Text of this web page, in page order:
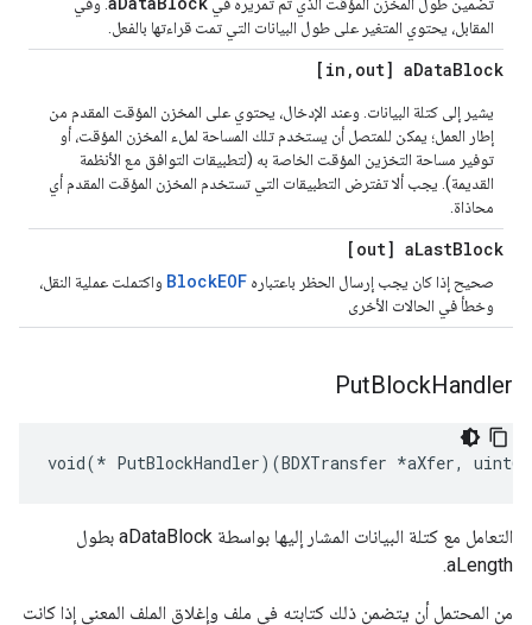
المقابل، يحتوي المتغير على طول البيانات التي تمت قراءتها بالفعل.
[in , out] aDataBlock
يشير إلى كتلة البيانات. وعند الإدخال، يحتوي على المخزن المؤقت المقدم من
إطار العمل؛ يمكن للمتصل أن يستخدم تلك المساحة لملء المخزن المؤقت، أو
توفير مساحة التخزين المؤقت الخاصة به (لتطبيقات التوافق مع الأنظمة
القديمة). يجب ألا تفترض التطبيقات التي تستخدم المخزن المؤقت المقدم أي
محاذاة.
[out] aLastBlock
صحيح إذا كان يجب إرسال الحظر باعتباره BlockEOF واكتملت عملية النقل،
وخطأ في الحالات الأخرى
PutBlockHandler
void(* PutBlockHandler)(BDXTransfer *aXfer,
التعامل مع كتلة البيانات المشار إليها بواسطة aDataBlock بطول
aLength.
من المحتمل أن يتضمن ذلك كتابته في ملف وإغلاق الملف المعني إذا كانت